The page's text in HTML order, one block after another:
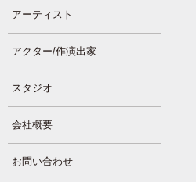
アーティスト
アクター/作演出家
スタジオ
会社概要
お問い合わせ